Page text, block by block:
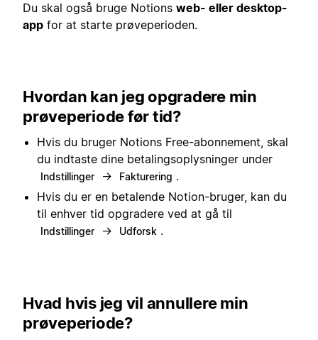
Du skal også bruge Notions web- eller desktop-
app for at starte prøveperioden.
Hvordan kan jeg opgradere min
prøveperiode før tid?
Hvis du bruger Notions Free-abonnement, skal
du indtaste dine betalingsoplysninger under
Indstillinger → Fakturering .
Hvis du er en betalende Notion-bruger, kan du
til enhver tid opgradere ved at gå til
Indstillinger → Udforsk .
Hvad hvis jeg vil annullere min
prøveperiode?